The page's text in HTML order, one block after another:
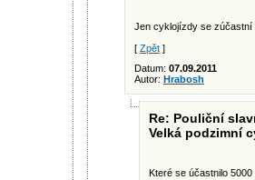
Jen cyklojízdy se zúčastní
[ Zpět ]
Datum: 07.09.2011
Autor: Hrabosh
Re: Pouliční
Velká podzimní
Které se účastnilo 5000